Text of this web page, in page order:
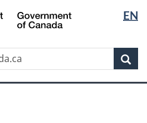
Passer
au
principal
Passer
à
sujet
du
gouvernement »
Passer
à
version
HTML
simplifiée
la
langue
EN